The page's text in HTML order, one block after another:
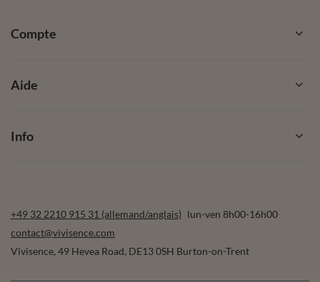
Compte
Aide
Info
+49 32 2210 915 31 (allemand/anglais) lun-ven 8h00-16h00
contact@vivisence.com
Vivisence, 49 Hevea Road, DE13 0SH Burton-on-Trent